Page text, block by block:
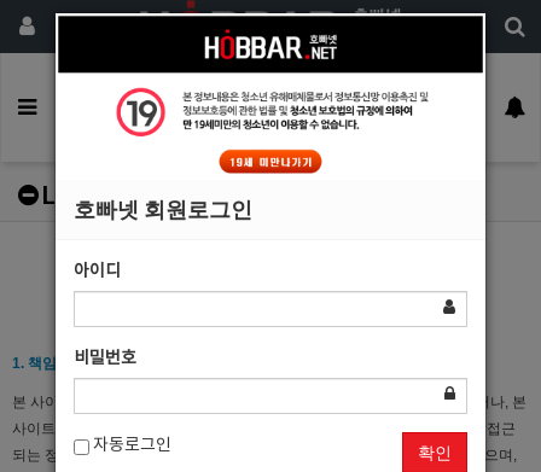
광고안내 이력서등록
Lines of Responsibility
책임의 한계와 법적고지
1. 책임의 한계
본 사이트는 링크, 다운로드, 광고 등을 포함하여 본 사이트에 포함되어 있거나, 본
사이트를 통해 배포, 전송되거나, 본 사이트에 포함되어 있는 서비스로부터 접근
되는 정보(이하 "자료")의 정확성이나 신뢰성에 대해 어떠한 보증도 하지 않으며,
호빠넷 회원로그인
아이디
비밀번호
자동로그인 확인